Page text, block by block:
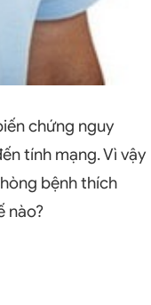
chứng nguy
tính mạng. Vì vậy
bệnh thích
nào?